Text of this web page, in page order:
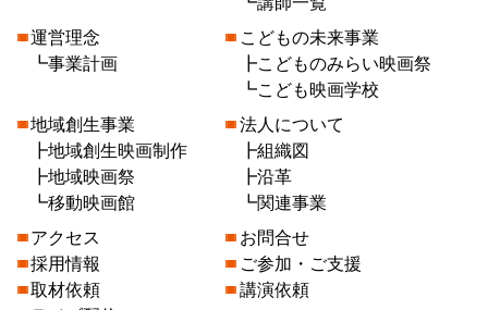
運営理念
事業計画
こどもの未来事業
こどものみらい映画祭
こども映画学校
地域創生事業
地域創生映画制作
地域映画祭
移動映画館
法人について
組織図
沿革
関連事業
アクセス
お問合せ
採用情報
ご参加・ご支援
取材依頼
講演依頼